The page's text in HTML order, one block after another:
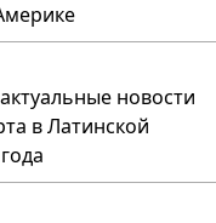
новости
в Латинской